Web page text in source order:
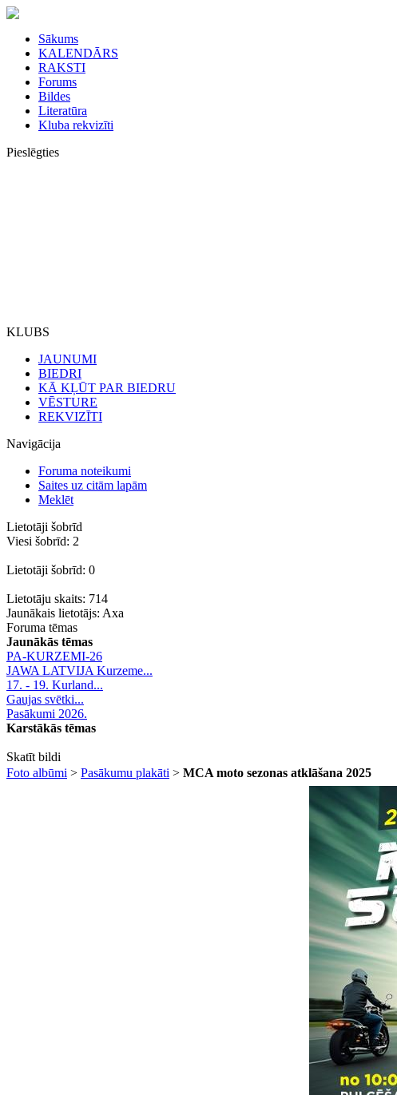
Sākums
KALENDĀRS
RAKSTI
Forums
Bildes
Literatūra
Kluba rekvizīti
Pieslēgties
KLUBS
JAUNUMI
BIEDRI
KĀ KĻŪT PAR BIEDRU
VĒSTURE
REKVIZĪTI
Navigācija
Foruma noteikumi
Saites uz citām lapām
Meklēt
Lietotāji šobrīd
Viesi šobrīd: 2
Lietotāji šobrīd: 0
Lietotāju skaits: 714
Jaunākais lietotājs: Axa
Foruma tēmas
Jaunākās tēmas
PA-KURZEMI-26
JAWA LATVIJA Kurzeme...
17. - 19. Kurland...
Gaujas svētki...
Pasākumi 2026.
Karstākās tēmas
Skatīt bildi
Foto albūmi > Pasākumu plakāti > MCA moto sezonas atklāšana 2025